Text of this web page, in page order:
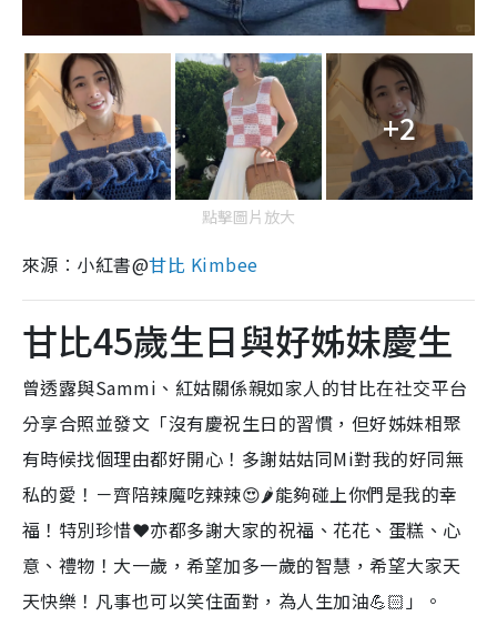
+2
點擊圖片放大
來源︰小紅書@甘比 Kimbee
甘比45歲生日與好姊妹慶生
曾透露與Sammi、紅姑關係親如家人的甘比在社交平台
分享合照並發文「沒有慶祝生日的習慣，但好姊妹相聚
有時候找個理由都好開心！多謝姑姑同Mi對我的好同無
私的愛！－齊陪辣魔吃辣辣😍🌶️能夠碰上你們是我的幸
福！特別珍惜❤️亦都多謝大家的祝福、花花、蛋糕、心
意、禮物！大一歲，希望加多一歲的智慧，希望大家天
天快樂！凡事也可以笑住面對，為人生加油💪🏻」。